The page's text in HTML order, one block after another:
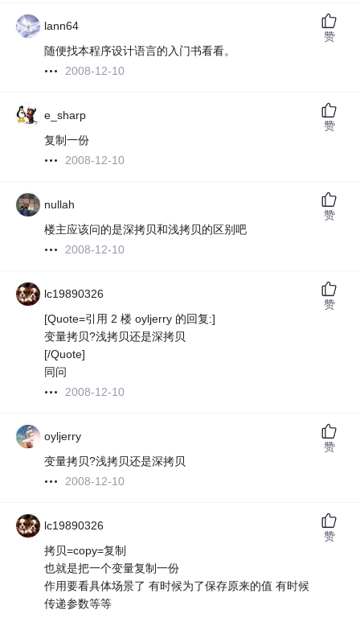
lann64
随便找本程序设计语言的入门书看看。
2008-12-10
赞
e_sharp
复制一份
2008-12-10
赞
nullah
楼主应该问的是深拷贝和浅拷贝的区别吧
2008-12-10
赞
lc19890326
[Quote=引用 2 楼 oyljerry 的回复:]
变量拷贝?浅拷贝还是深拷贝
[/Quote]
同问
2008-12-10
赞
oyljerry
变量拷贝?浅拷贝还是深拷贝
2008-12-10
赞
lc19890326
拷贝=copy=复制
也就是把一个变量复制一份
作用要看具体场景了 有时候为了保存原来的值 有时候
传递参数等等
赞